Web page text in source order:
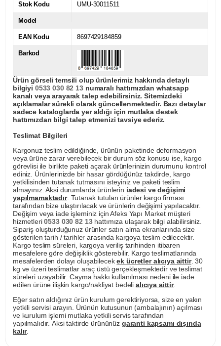
Stok Kodu UMU-30011511
Model
EAN Kodu 8697429184859
Barkod
Ürün görseli temsili olup ürünlerimiz hakkında detaylı
bilgiyi 0533 030 82 13numaralı hattımızdan whatsapp
kanalı veya arayarak talep edebilirsiniz. Sitemizdeki
açıklamalar sürekli olarak güncellenmektedir. Bazı detaylar
sadece kataloglarda yer aldığı için mutlaka destek
hattımızdan bilgi talep etmenizi tavsiye ederiz.
Teslimat Bilgileri
Kargonuz teslim edildiğinde, ürünün paketinde deformasyon
veya ürüne zarar verebilecek bir durum söz konusu ise, kargo
görevlisi ile birlikte paketi açarak ürünlerinizin durumunu kontrol
ediniz. Ürünlerinizde bir hasar gördüğünüz takdirde, kargo
yetkilisinden tutanak tutmasını isteyiniz ve paketi teslim
almayınız. Aksi durumlarda ürünlerin iadesi ve değişimi
yapılmamaktadır. Tutanak tutulan ürünler kargo firması
tarafından bize ulaştırılacak ve ürünlerin değişimi yapılacaktır.
Değişim veya iade işleminiz için Afeks Yapı Market müşteri
hizmetleri0533 030 82 13hattımıza ulaşarak bilgi alabilirsiniz.
Sipariş oluşturduğunuz ürünler satın alma ekranlarında size
gösterilen tarih / tarihler arasında kargoya teslim edilecektir.
Kargo teslim süreleri, kargoya veriliş tarihinden itibaren
mesafelere göre değişiklik gösterebilir. Kargo teslimatlarında
mesafelerden dolayı oluşabilecekek ücretler alıcıya aittir. 30
kg ve üzeri teslimatlar araç üstü gerçekleşmektedir ve teslimat
süreleri uzayabilir. Cayma hakkı kullanılması nedeni ile iade
edilen ürüne ilişkin kargo/nakliyat bedeli alıcıya aittir.
Eğer satın aldığınız ürün kurulum gerektiriyorsa, size en yakın
yetkili servisi arayın. Ürünün kutusunun (ambalajının) açılması
ve kurulum işlemi mutlaka yetkili servis tarafından
yapılmalıdır. Aksi taktirde ürününüz garanti kapsamı dışında
kalır.